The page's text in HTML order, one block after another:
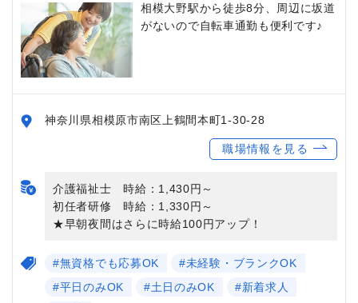
相模大野駅から徒歩8分、周辺に坂道
がないので自転車通勤も便利です♪
神奈川県相模原市南区上鶴間本町1-30-28
職場情報を見る
介護福祉士 時給：1,430円～
初任者研修 時給：1,330円～
★早朝夜間はさらに時給100円アップ！
#無資格でも応募OK
#未経験・ブランクOK
#平日のみOK
#土日のみOK
#新着求人